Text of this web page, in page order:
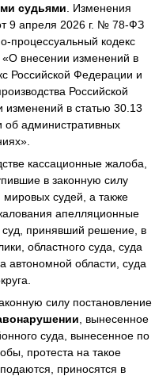
судьями . Изменения
9 апреля 2026 г. № 78-ФЗ
процессуальный кодекс
внесении изменений в
Российской Федерации и
Российской
в статью 30.13
об административных
кассационные жалоба,
в законную силу
судей, а также
апелляционные
принявший решение, в
областного суда, суда
автономной области, суда
силу постановление
, вынесенное
суда, вынесенное по
протеста на такое
приносятся в